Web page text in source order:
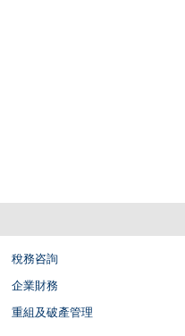
稅務咨詢
企業財務
重組及破產管理